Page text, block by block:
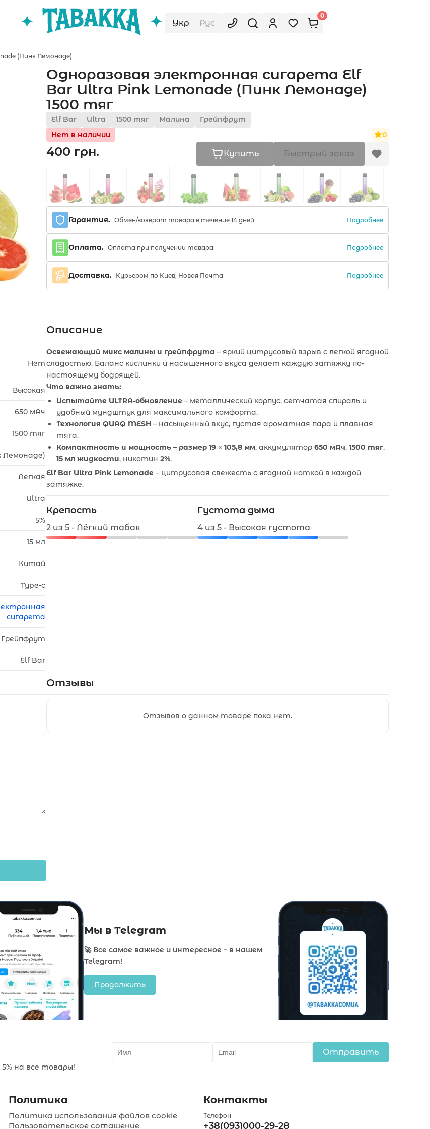
Укр Рус
0
(Пинк Лемонаде)
Одноразовая электронная сигарета Elf
Bar Ultra Pink Lemonade (Пинк Лемонаде)
1500 тяг
Elf Bar Ultra 1500 тяг Малина
Грейпфрут
Нет в наличии
0
400 грн. Купить Быстрый заказ
Гарантия. Обмен/возврат товара в течение 14 дней Подробнее
Оплата. Оплата при получении товара Подробнее
Доставка. Курьером по Киев, Новая Почта Подробнее
Нет
Высокая
650 мАч
1500 тяг
Лемонаде)
Лёгкая
Ultra
5%
15 мл
Китай
Type-c
сигарета
Elf Bar
Описание
Освежающий микс малины и грейпфрута – яркий цитрусовый взрыв с легкой ягодной
сладостью. Баланс кислинки и насыщенного вкуса делает каждую затяжку по-
настоящему бодрящей.
Что важно знать:
Испытайте ULTRA-обновление – металлический корпус, сетчатая спираль и
удобный мундштук для максимального комфорта.
Технология QUAQ MESH – насыщенный вкус, густая ароматная пара и плавная
тяга.
Компактность и мощность – размер 19 × 105,8 мм, аккумулятор 650 мАч, 1500 тяг,
15 мл жидкости, никотин 2%.
Elf Bar Ultra Pink Lemonade – цитрусовая свежесть с ягодной ноткой в каждой
затяжке.
Крепость
2 из 5 - Лёгкий табак
Густота дыма
4 из 5 - Высокая густота
Отзывы
Отзывов о данном товаре пока нет.
Мы в Telegram
🚀 Все самое важное и интересное – в нашем
Telegram!
Продолжить
на все товары!
Отправить
Политика
Политика использования файлов cookie
Пользовательское соглашение
Контакты
Телефон
+38(093)000-29-28